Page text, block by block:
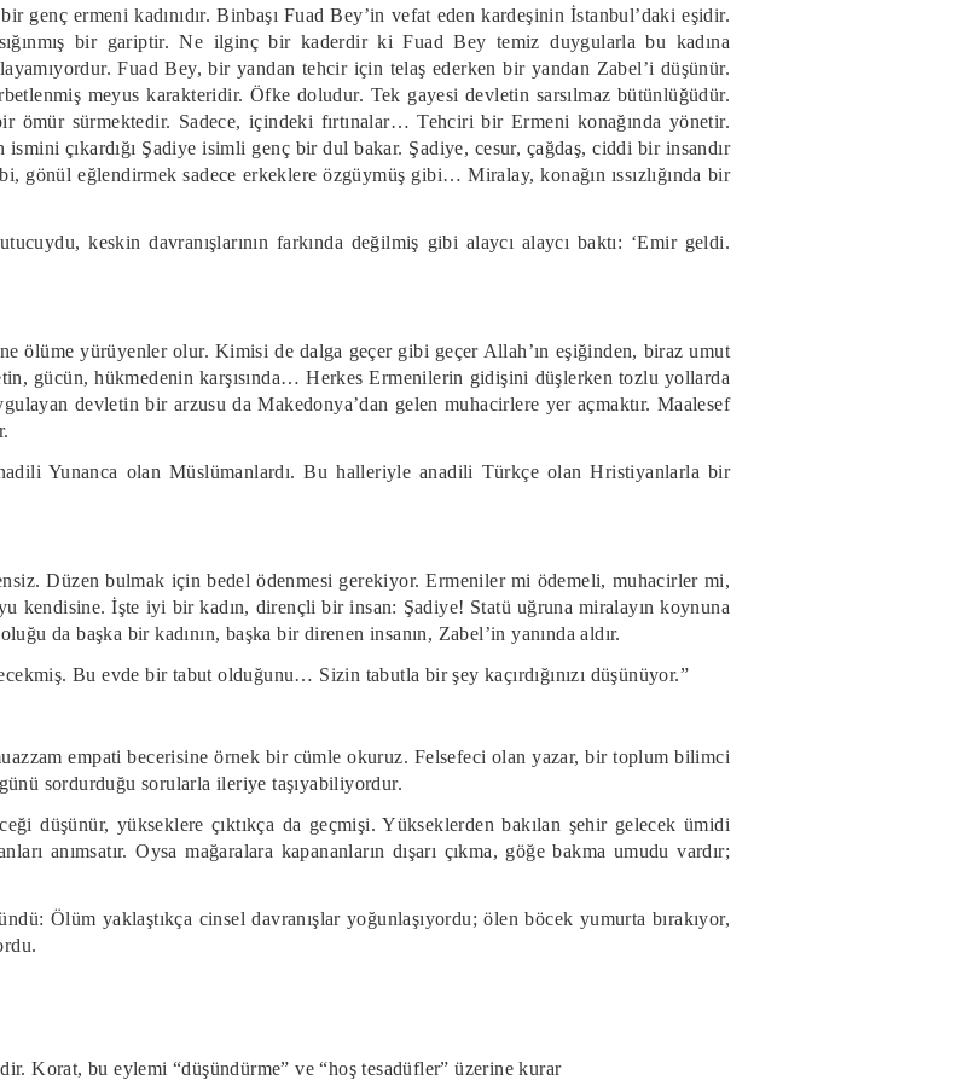
ermeni kadınıdır. Binbaşı Fuad Bey’in vefat eden kardeşinin İstanbul’daki eşidir.
bir gariptir. Ne ilginç bir kaderdir ki Fuad Bey temiz duygularla bu kadına
Fuad Bey, bir yandan tehcir için telaş ederken bir yandan Zabel’i düşünür.
meyus karakteridir. Öfke doludur. Tek gayesi devletin sarsılmaz bütünlüğüdür.
ömür sürmektedir. Sadece, içindeki fırtınalar… Tehciri bir Ermeni konağında yönetir.
çıkardığı Şadiye isimli genç bir dul bakar. Şadiye, cesur, çağdaş, ciddi bir insandır
gönül eğlendirmek sadece erkeklere özgüymüş gibi… Miralay, konağın ıssızlığında bir
keskin davranışlarının farkında değilmiş gibi alaycı alaycı baktı: ‘Emir geldi.
ölüme yürüyenler olur. Kimisi de dalga geçer gibi geçer Allah’ın eşiğinden, biraz umut
gücün, hükmedenin karşısında… Herkes Ermenilerin gidişini düşlerken tozlu yollarda
devletin bir arzusu da Makedonya’dan gelen muhacirlere yer açmaktır. Maalesef
Yunanca olan Müslümanlardı. Bu halleriyle anadili Türkçe olan Hristiyanlarla bir
Düzen bulmak için bedel ödenmesi gerekiyor. Ermeniler mi ödemeli, muhacirler mi,
kendisine. İşte iyi bir kadın, dirençli bir insan: Şadiye! Statü uğruna miralayın koynuna
da başka bir kadının, başka bir direnen insanın, Zabel’in yanında aldır.
Bu evde bir tabut olduğunu… Sizin tabutla bir şey kaçırdığınızı düşünüyor.”
empati becerisine örnek bir cümle okuruz. Felsefeci olan yazar, bir toplum bilimci
sordurduğu sorularla ileriye taşıyabiliyordur.
düşünür, yükseklere çıktıkça da geçmişi. Yükseklerden bakılan şehir gelecek ümidi
anımsatır. Oysa mağaralara kapananların dışarı çıkma, göğe bakma umudu vardır;
Ölüm yaklaştıkça cinsel davranışlar yoğunlaşıyordu; ölen böcek yumurta bırakıyor,
Korat, bu eylemi “düşündürme” ve “hoş tesadüfler” üzerine kurar